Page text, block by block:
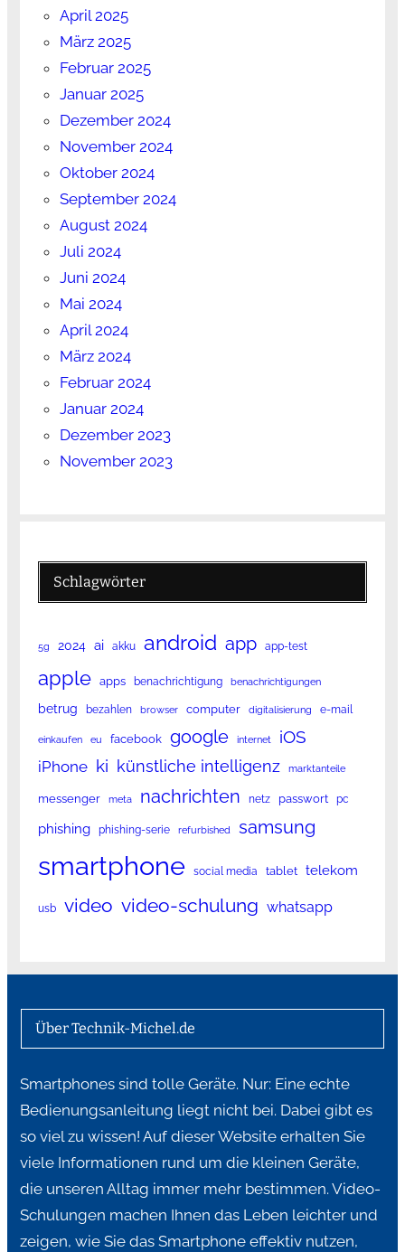
April 2025
März 2025
Februar 2025
Januar 2025
Dezember 2024
November 2024
Oktober 2024
September 2024
August 2024
Juli 2024
Juni 2024
Mai 2024
April 2024
März 2024
Februar 2024
Januar 2024
Dezember 2023
November 2023
Schlagwörter
5g 2024 ai akku android app app-test
apple apps benachrichtigung benachrichtigungen
betrug bezahlen browser computer digitalisierung e-mail
einkaufen eu facebook google internet iOS
iPhone ki künstliche intelligenz marktanteile
messenger meta nachrichten netz passwort pc
phishing phishing-serie refurbished samsung
smartphone social media tablet telekom
usb video video-schulung whatsapp
Über Technik-Michel.de
Smartphones sind tolle Geräte. Nur: Eine echte
Bedienungsanleitung liegt nicht bei. Dabei gibt es
so viel zu wissen! Auf dieser Website erhalten Sie
viele Informationen rund um die kleinen Geräte,
die unseren Alltag immer mehr bestimmen. Video-
Schulungen machen Ihnen das Leben leichter und
zeigen, wie Sie das Smartphone effektiv nutzen,